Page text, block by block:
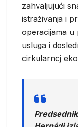
zahvaljujući
istraživanja i
operacijama u
usluga i
cirkularnoj